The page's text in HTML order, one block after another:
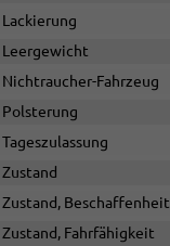
Lackierung
Leergewicht
Nichtraucher-Fahrzeug
Polsterung
Tageszulassung
Zustand
Zustand, Beschaffenheit
Zustand, Fahrfähigkeit